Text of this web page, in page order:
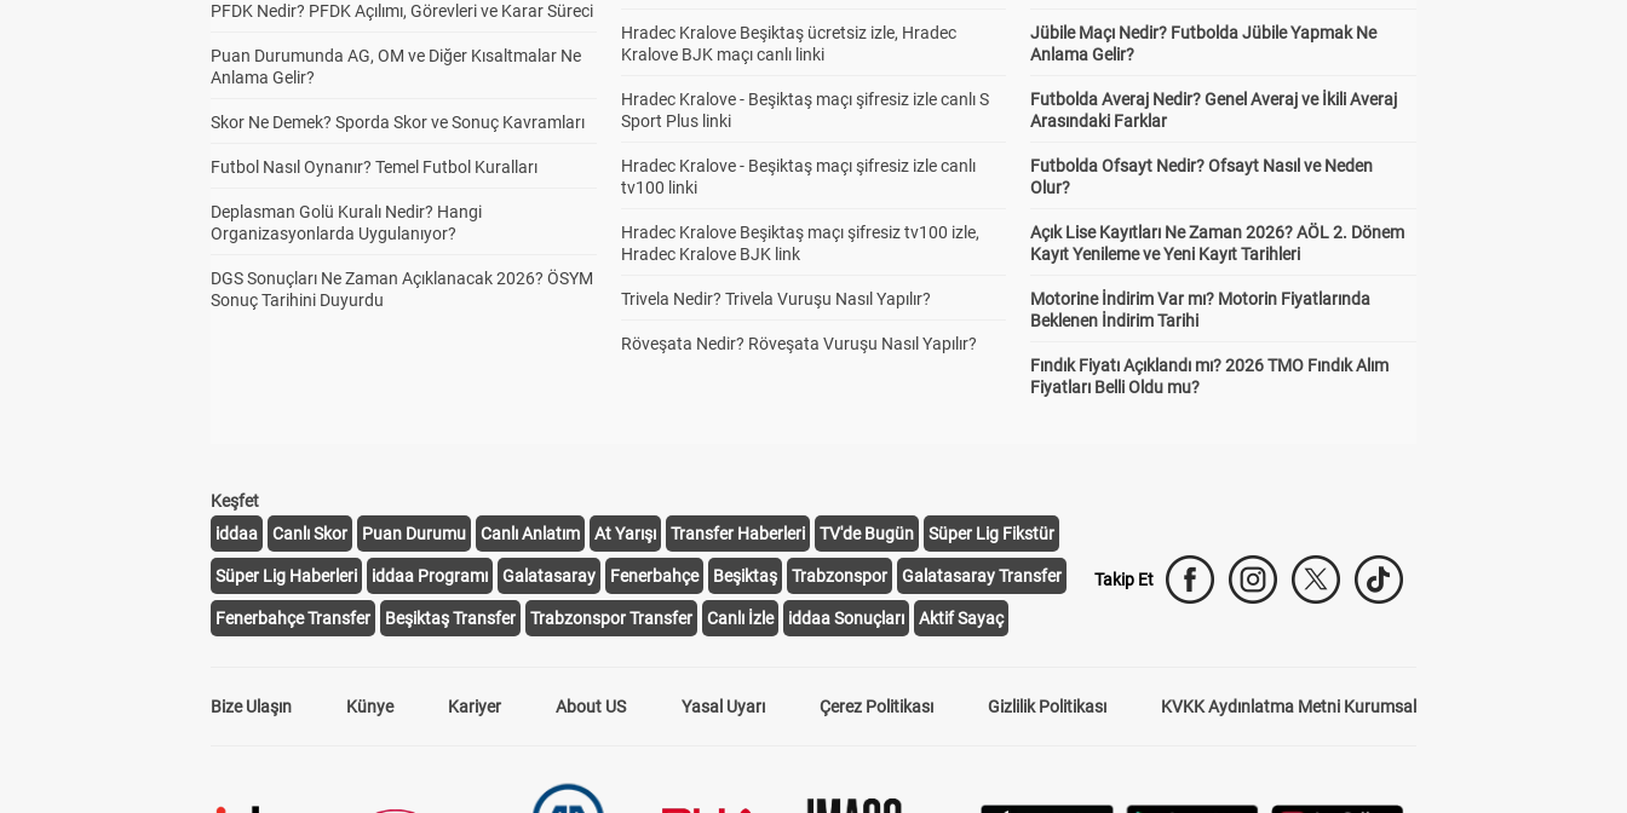
PFDK Nedir? PFDK Açılımı, Görevleri ve Karar Süreci
Puan Durumunda AG, OM ve Diğer Kısaltmalar Ne
Anlama Gelir?
Skor Ne Demek? Sporda Skor ve Sonuç Kavramları
Futbol Nasıl Oynanır? Temel Futbol Kuralları
Deplasman Golü Kuralı Nedir? Hangi
Organizasyonlarda Uygulanıyor?
DGS Sonuçları Ne Zaman Açıklanacak 2026? ÖSYM
Sonuç Tarihini Duyurdu
Hradec Kralove Beşiktaş ücretsiz izle, Hradec
Kralove BJK maçı canlı linki
Hradec Kralove - Beşiktaş maçı şifresiz izle canlı S
Sport Plus linki
Hradec Kralove - Beşiktaş maçı şifresiz izle canlı
tv100 linki
Hradec Kralove Beşiktaş maçı şifresiz tv100 izle,
Hradec Kralove BJK link
Trivela Nedir? Trivela Vuruşu Nasıl Yapılır?
Röveşata Nedir? Röveşata Vuruşu Nasıl Yapılır?
Jübile Maçı Nedir? Futbolda Jübile Yapmak Ne
Anlama Gelir?
Futbolda Averaj Nedir? Genel Averaj ve İkili Averaj
Arasındaki Farklar
Futbolda Ofsayt Nedir? Ofsayt Nasıl ve Neden
Olur?
Açık Lise Kayıtları Ne Zaman 2026? AÖL 2. Dönem
Kayıt Yenileme ve Yeni Kayıt Tarihleri
Motorine İndirim Var mı? Motorin Fiyatlarında
Beklenen İndirim Tarihi
Fındık Fiyatı Açıklandı mı? 2026 TMO Fındık Alım
Fiyatları Belli Oldu mu?
Keşfet
iddaa
Canlı Skor Puan Durumu Canlı Anlatım At Yarışı Transfer Haberleri TV'de Bugün Süper Lig Fikstür
Süper Lig Haberleri iddaa Programı Galatasaray Fenerbahçe Beşiktaş Trabzonspor Galatasaray Transfer
Fenerbahçe Transfer Beşiktaş Transfer Trabzonspor Transfer Canlı İzle iddaa Sonuçları Aktif Sayaç
Takip Et
Bize Ulaşın Künye Kariyer About US Yasal Uyarı Çerez Politikası Gizlilik Politikası KVKK Aydınlatma Metni Kurumsal